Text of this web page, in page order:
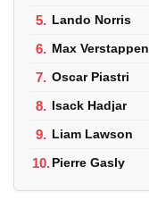
5. Lando Norris
6. Max Verstappen
7. Oscar Piastri
8. Isack Hadjar
9. Liam Lawson
10.Pierre Gasly